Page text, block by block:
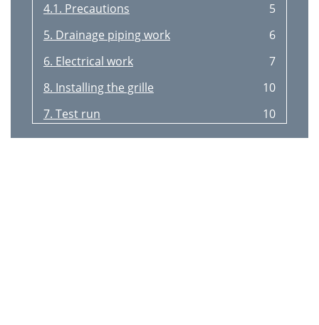
4.1. Precautions
5
5. Drainage piping work
6
6. Electrical work
7
8. Installing the grille
10
7. Test run
10
Printed in Japan
16